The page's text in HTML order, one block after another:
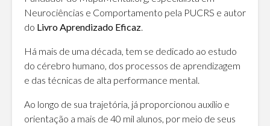
Neurociências e Comportamento pela PUCRS e autor
do Livro Aprendizado Eficaz.
Há mais de uma década, tem se dedicado ao estudo
do cérebro humano, dos processos de aprendizagem
e das técnicas de alta performance mental.
Ao longo de sua trajetória, já proporcionou auxílio e
orientação a mais de 40 mil alunos, por meio de seus